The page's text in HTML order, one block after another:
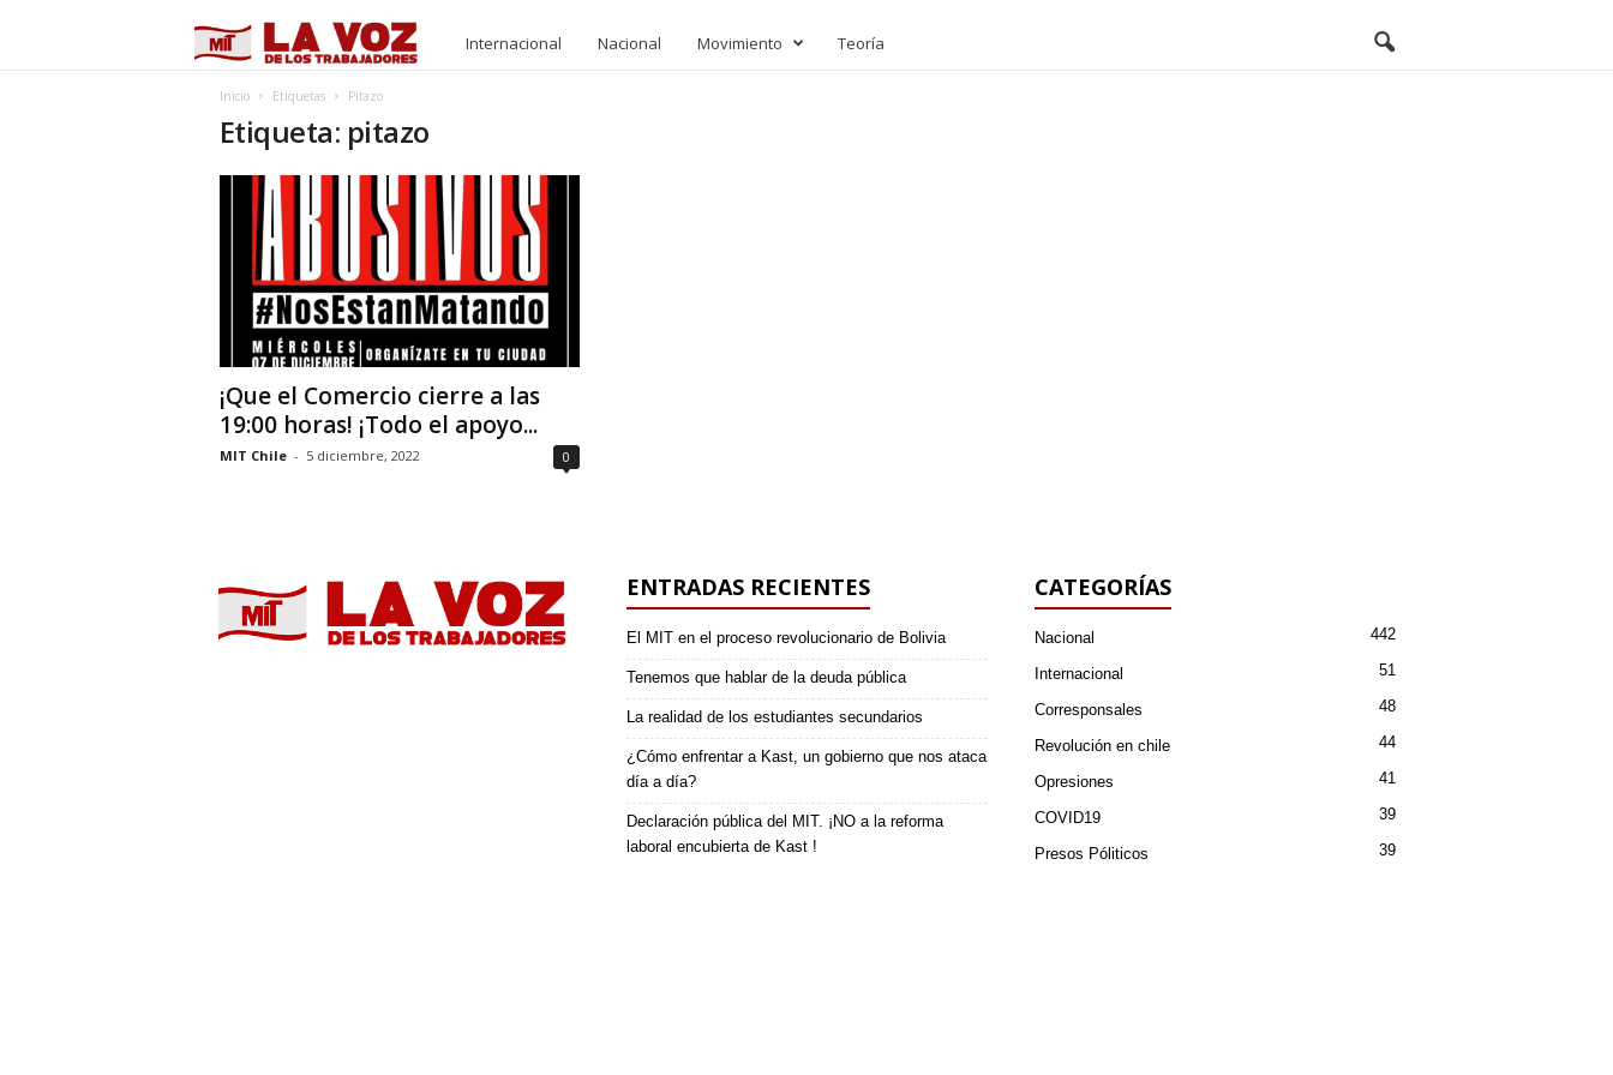
Internacional Nacional Movimiento Teoría
Inicio Etiquetas Pitazo
Etiqueta: pitazo
¡Que el Comercio cierre a las
19:00 horas! ¡Todo el apoyo...
MIT Chile - 5 diciembre, 2022 0
ENTRADAS RECIENTES
El MIT en el proceso revolucionario de Bolivia
Tenemos que hablar de la deuda pública
La realidad de los estudiantes secundarios
¿Cómo enfrentar a Kast, un gobierno que nos ataca
día a día?
Declaración pública del MIT. ¡NO a la reforma
laboral encubierta de Kast !
CATEGORÍAS
Nacional 442
Internacional 51
Corresponsales 48
Revolución en chile 44
Opresiones 41
COVID19 39
Presos Póliticos 39